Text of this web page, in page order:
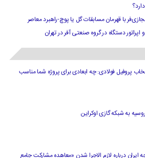
با قهرمان مسابقات گل یا پوچ-راهبرد معاصر
دستگاه در گروه صنعتی آفر در تهران
پروفیل فولادی: چه ابعادی برای پروژه شما مناسب
به شبکه گازی اوکراین
ایران درباره لازم‌ الاجرا شدن «معاهده مشارکت جامع